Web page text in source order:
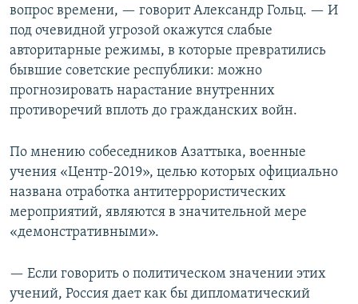
вопрос времени, — говорит Александр Гольц. — И
под очевидной угрозой окажутся слабые
авторитарные режимы, в которые превратились
бывшие советские республики: можно
прогнозировать нарастание внутренних
противоречий вплоть до гражданских войн.
По мнению собеседников Азаттыка, военные
учения «Центр-2019», целью которых официально
названа отработка антитеррористических
мероприятий, являются в значительной мере
«демонстративными».
— Если говорить о политическом значении этих
учений, Россия дает как бы дипломатический